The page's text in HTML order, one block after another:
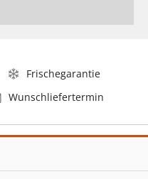
Frischegarantie
Wunschliefertermin